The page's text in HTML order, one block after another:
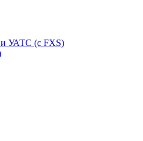
и УАТС (с FXS)